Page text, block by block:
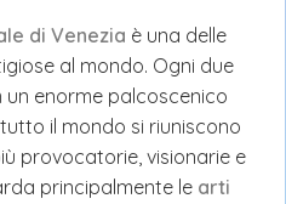
di Venezia è una delle
al mondo. Ogni due
enorme palcoscenico
il mondo si riuniscono
provocatorie, visionarie e
principalmente le arti